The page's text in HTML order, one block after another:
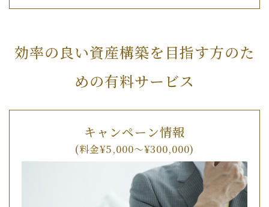
効率の良い資産構築を目指す方のた
めの有料サービス
キャンペーン情報
(料金¥5,000～¥300,000)